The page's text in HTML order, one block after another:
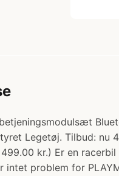
Legetøj. Tilbud: nu
kr.) Er en
intet problem for